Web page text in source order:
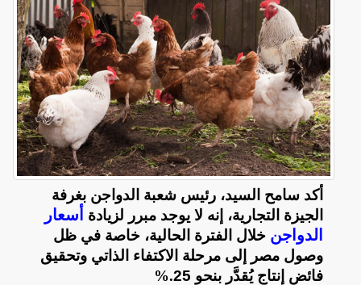
أكد سامح السيد، رئيس شعبة الدواجن بغرفة
الجيزة التجارية، إنه لا يوجد مبرر لزيادة
أسعار
الدواجن خلال الفترة الحالية، خاصة في ظل
وصول مصر إلى مرحلة الاكتفاء الذاتي وتحقيق
فائض إنتاج يُقدَّر بنحو 25
%.